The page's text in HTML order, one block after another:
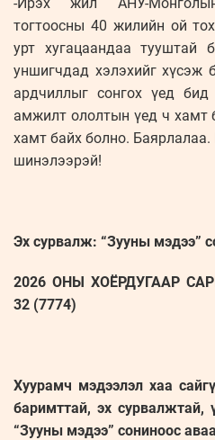
тогтоосны 40 жилийн ой
урт хугацаандаа тууштай
уншигчдад хэлэхийг хүсэж
ардчиллыг сонгох үед
амжилт ололтын үед ч хамт
хамт байх болно.
шинэлээрэй!
Эх сурвалж: “Зууны мэдээ”
2026 ОНЫ ХОЁРДУГААР
32 (7774)
Хуурамч мэдээлэл хаа
баримттай, эх сурвалжтай,
“Зууны мэдээ” сониноос